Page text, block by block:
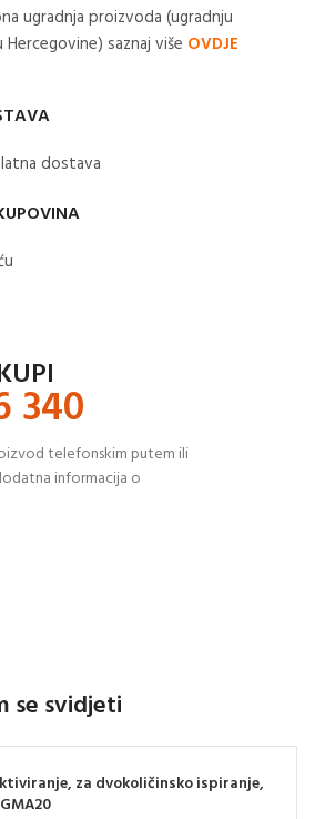
ugradnja proizvoda (ugradnju
saznaj više OVDJE
dostava​
340
telefonskim putem ili
informacija o
se svidjeti
za dvokoličinsko ispiranje,